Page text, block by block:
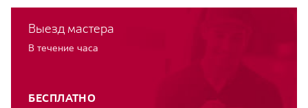
Выезд мастера
В течение часа
БЕСПЛАТНО